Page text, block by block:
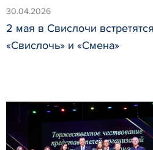
30.04.2026
2 мая в Свислочи
«Свислочь» и «Смена»